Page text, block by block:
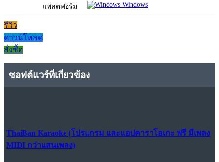
แพลตฟอร์ม Windows
รีวิว
ดาวน์โหลด
สั่งซื้อ
ซอฟต์แวร์ที่เกี่ยวข้อง
ThaiBan Karaoke (โปรแกรม และแอปคาราโอเกะ ฟรี มีเพลง
MIDI กว่าแสนเพลง)